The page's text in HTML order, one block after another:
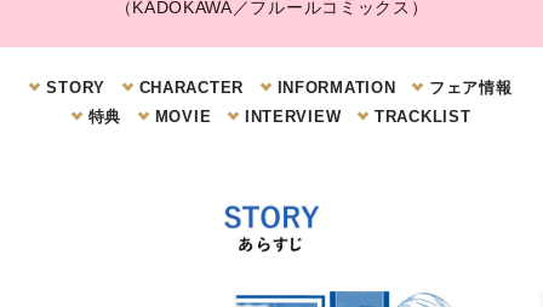
（KADOKAWA／フルールコミックス）
STORY CHARACTER INFORMATION
フェア情報
特典
MOVIE INTERVIEW TRACKLIST